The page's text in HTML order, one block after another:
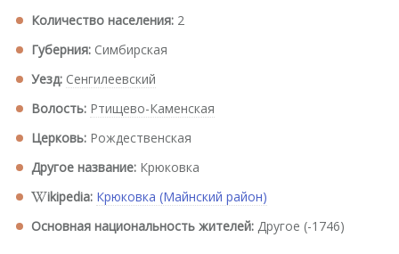
Количество населения: 2
Губерния: Симбирская
Уезд: Сенгилеевский
Волость: Ртищево-Каменская
Церковь: Рождественская
Другое название: Крюковка
ikipedia: Крюковка (Майнский район)
Основная национальность жителей: Другое (-1746)